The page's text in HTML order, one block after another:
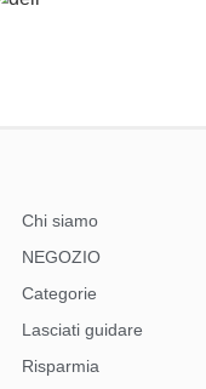
Chi siamo
NEGOZIO
Categorie
Lasciati guidare
Risparmia